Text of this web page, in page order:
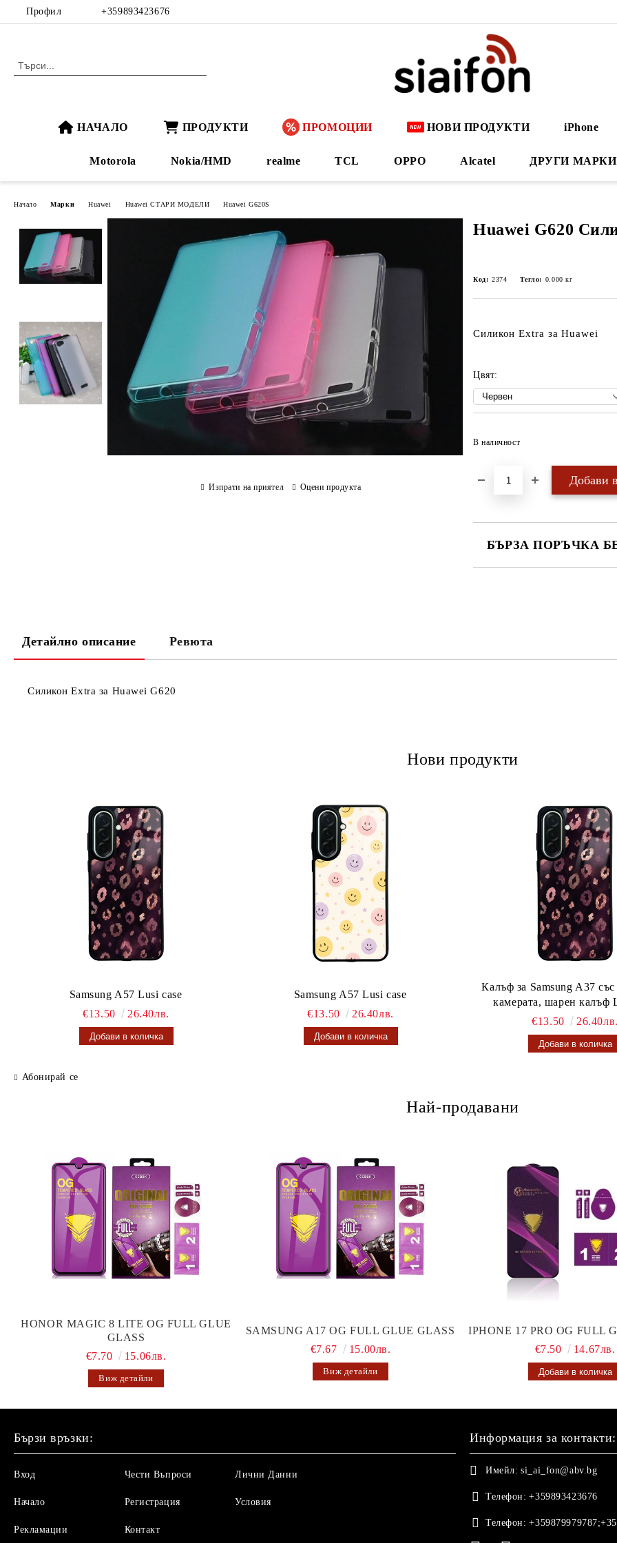
Профил +359893423676
НАЧАЛО ПРОДУКТИ ПРОМОЦИИ НОВИ ПРОДУКТИ iPhone
Motorola Nokia/HMD realme TCL OPPO Alcatel ДРУГИ МАРКИ
Начало Марки Huawei Huawei СТАРИ МОДЕЛИ Huawei G620S
Huawei G620
Код: 2374 Тегло: 0.000 кг
Силикон Extra за Huawei
Цвят:
В наличност
БЪРЗА ПОРЪЧКА
Изпрати на приятел Оцени продукта
Детайлно описание Ревюта
Силикон Extra за Huawei G620
Нови продукти
Samsung A57 Lusi case
€13.50
26.40лв.
Samsung A57 Lusi case
€13.50
26.40лв.
Калъф за Samsung A37
камерата, шарен калъф
€13.50
26.40лв.
Абонирай се
Най-продавани
HONOR MAGIC 8 LITE OG FULL GLUE
GLASS
€7.70
15.06лв.
Виж детайли
SAMSUNG A17 OG FULL GLUE GLASS
€7.67
15.00лв.
Виж детайли
IPHONE 17 PRO OG FULL
€7.50
14.67лв.
Бързи връзки:
Вход
Начало
Рекламации
Чести Въпроси
Регистрация
Контакт
Лични Данни
Условия
Информация за контакти:
Имейл: si_ai_fon@abv.bg
Телефон: +359893423676
Телефон: